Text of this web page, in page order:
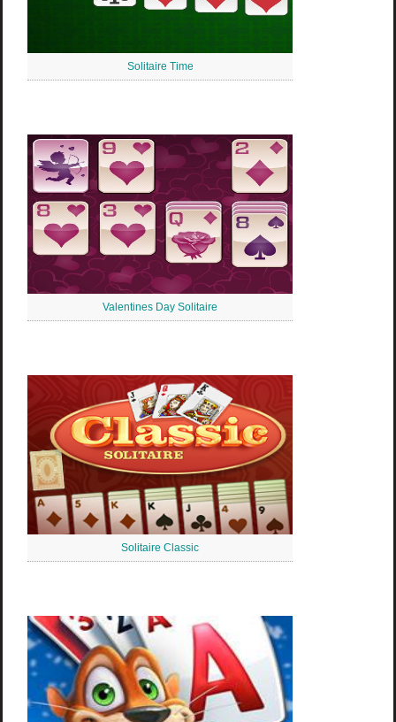
Solitaire Time
Valentines Day Solitaire
Solitaire Classic